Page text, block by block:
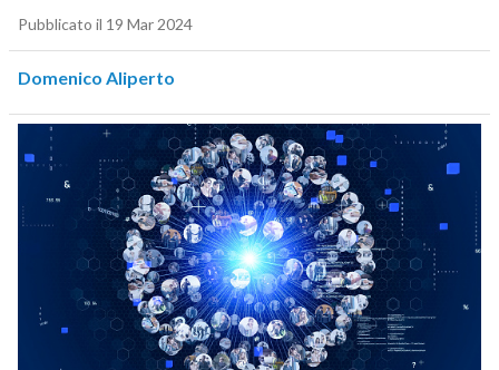
Pubblicato il 19 Mar 2024
Domenico Aliperto